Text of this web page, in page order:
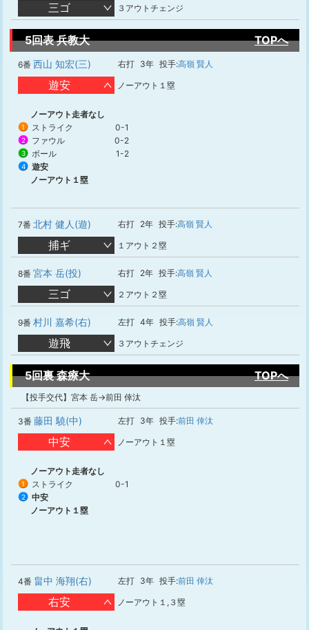
三ゴ ３アウトチェンジ
5回表 兵教大 TOPへ
6番 西山 知宏(三) 右打 3年 投手:高嶺 賢人
遊安 ノーアウト１塁
ノーアウト走者なし
1 ストライク 0-1
2 ファウル 0-2
3 ボール 1-2
4
遊安
ノーアウト１塁
7番 北村 健人(遊) 右打 2年 投手:高嶺 賢人
捕ギ １アウト２塁
8番 宮本 岳(投) 右打 2年 投手:高嶺 賢人
三ゴ ２アウト２塁
9番 村川 嘉希(右) 左打 4年 投手:高嶺 賢人
遊飛 ３アウトチェンジ
5回裏 森療大 TOPへ
【投手交代】宮本 岳→前田 倖汰
3番 藤田 驍(中) 左打 3年 投手:前田 倖汰
中安 ノーアウト１塁
ノーアウト走者なし
1 ストライク 0-1
2
中安
ノーアウト１塁
4番 畠中 海翔(右) 左打 3年 投手:前田 倖汰
右安 ノーアウト１,３塁